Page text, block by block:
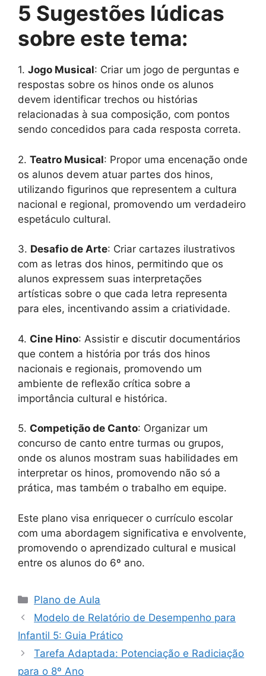
5 Sugestões lúdicas
sobre este tema:
1. Jogo Musical: Criar um jogo de perguntas e
respostas sobre os hinos onde os alunos
devem identificar trechos ou histórias
relacionadas à sua composição, com pontos
sendo concedidos para cada resposta correta.
2. Teatro Musical: Propor uma encenação onde
os alunos devem atuar partes dos hinos,
utilizando figurinos que representem a cultura
nacional e regional, promovendo um verdadeiro
espetáculo cultural.
3. Desafio de Arte: Criar cartazes ilustrativos
com as letras dos hinos, permitindo que os
alunos expressem suas interpretações
artísticas sobre o que cada letra representa
para eles, incentivando assim a criatividade.
4. Cine Hino: Assistir e discutir documentários
que contem a história por trás dos hinos
nacionais e regionais, promovendo um
ambiente de reflexão crítica sobre a
importância cultural e histórica.
5. Competição de Canto: Organizar um
concurso de canto entre turmas ou grupos,
onde os alunos mostram suas habilidades em
interpretar os hinos, promovendo não só a
prática, mas também o trabalho em equipe.
Este plano visa enriquecer o currículo escolar
com uma abordagem significativa e envolvente,
promovendo o aprendizado cultural e musical
entre os alunos do 6º ano.
Categorias
Plano de Aula
Modelo de Relatório de Desempenho para
Infantil 5: Guia Prático
Tarefa Adaptada: Potenciação e Radiciação
para o 8º Ano